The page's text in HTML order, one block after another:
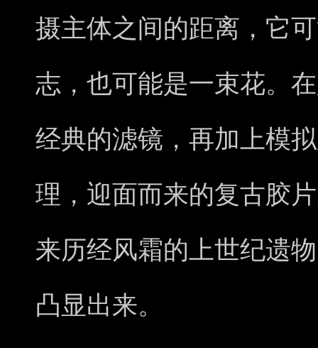
摄主体之间的距离，它
志，也可能是一束花。
经典的滤镜，再加上模
理，迎面而来的复古胶
来历经风霜的上世纪遗
凸显出来。